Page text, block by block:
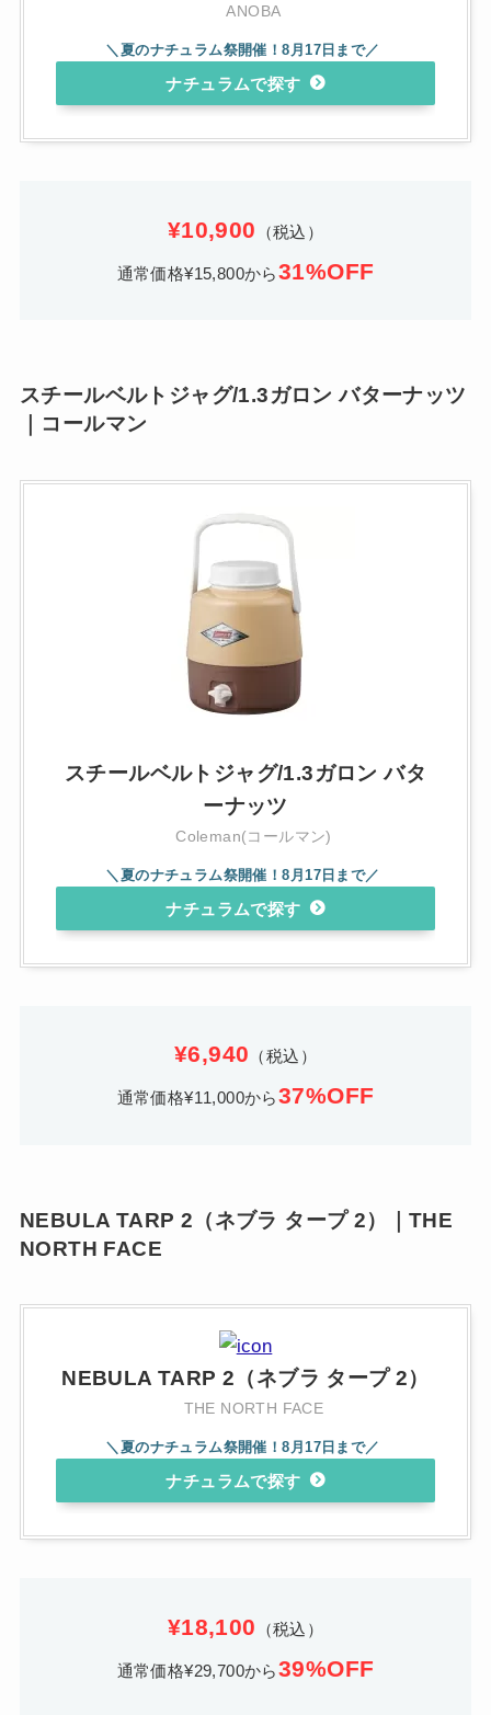
ANOBA
ナチュラム
¥10,900 （税込）
通常価格¥15,800から31%OFF
スチールベルトジャグ/1.3ガロン バターナッツ
｜コールマン
スチールベルトジャグ/1.3ガロン バタ
ーナッツ
Coleman(コールマン)
ナチュラム
¥6,940 （税込）
通常価格¥11,000から37%OFF
NEBULA TARP 2（ネブラ タープ 2）｜THE
NORTH FACE
NEBULA TARP 2（ネブラ タープ 2）
THE NORTH FACE
ナチュラム
¥18,100 （税込）
通常価格¥29,700から39%OFF